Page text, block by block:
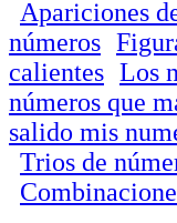
Apariciones
números
calientes Los
números que
salido mis
Trios de